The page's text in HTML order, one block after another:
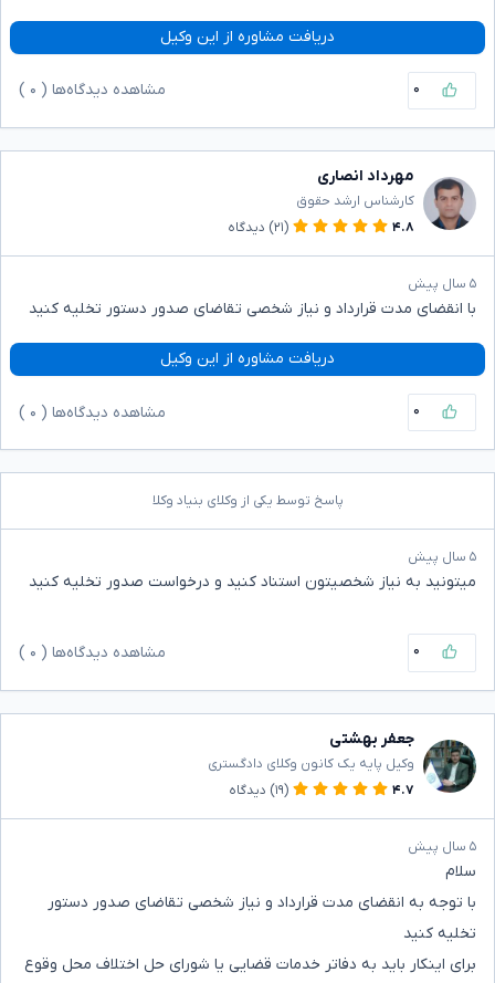
دریافت مشاوره از این وکیل
۰ مشاهده دیدگاه‌ها ( ۰
مهرداد انصاری
کارشناس ارشد حقوق
۴.۸
(۲۱) دیدگاه
۵ سال پیش
با انقضای مدت قرارداد و نیاز شخصی تقاضای صدور دستور تخلیه کنید
دریافت مشاوره از این وکیل
۰ مشاهده دیدگاه‌ها ( ۰
پاسخ توسط یکی از وکلای بنیاد وکلا
۵ سال پیش
میتونید به نیاز شخصیتون استناد کنید و درخواست صدور تخلیه کنید
۰ مشاهده دیدگاه‌ها ( ۰
جعفر بهشتی
وکیل پایه یک کانون وکلای دادگستری
۴.۷
(۱۹) دیدگاه
۵ سال پیش
سلام
با توجه به انقضای مدت قرارداد و نیاز شخصی تقاضای صدور دستور
تخلیه کنید
برای اینکار باید به دفاتر خدمات قضایی یا شورای حل اختلاف محل وقوع